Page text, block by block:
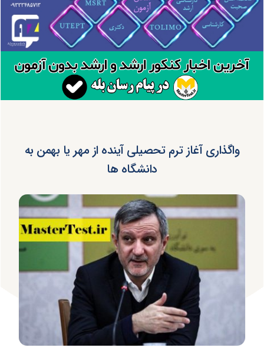
واگذاری آغاز ترم تحصیلی آینده از مهر یا بهمن به
دانشگاه ها